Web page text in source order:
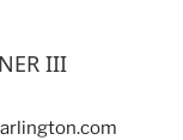
III